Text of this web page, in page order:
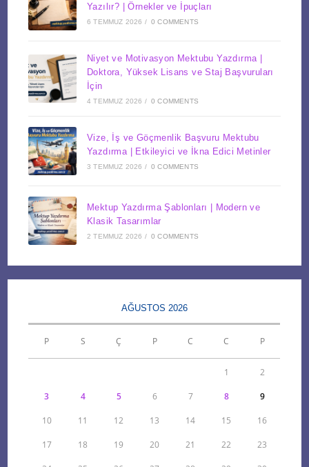
Yazılır? | Örnekler ve İpuçları
6 TEMMUZ 2026 / 0 COMMENTS
Niyet ve Motivasyon Mektubu Yazdırma |
Doktora, Yüksek Lisans ve Staj Başvuruları
İçin
4 TEMMUZ 2026 / 0 COMMENTS
Vize, İş ve Göçmenlik Başvuru Mektubu
Yazdırma | Etkileyici ve İkna Edici Metinler
3 TEMMUZ 2026 / 0 COMMENTS
Mektup Yazdırma Şablonları | Modern ve
Klasik Tasarımlar
2 TEMMUZ 2026 / 0 COMMENTS
AĞUSTOS 2026
P S Ç P C C P
1 2
3 4 5 6 7 8 9
10 11 12 13 14 15 16
17 18 19 20 21 22 23